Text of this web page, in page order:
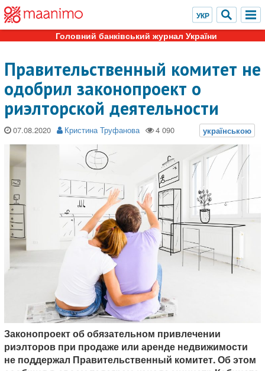
Головний банківський журнал України
Правительственный комитет не
одобрил законопроект о
риэлторской деятельности
07.08.2020 Кристина Труфанова
Законопроект об обязательном привлечении
риэлторов при продаже или аренде недвижимости
не поддержал Правительственный комитет. Об этом